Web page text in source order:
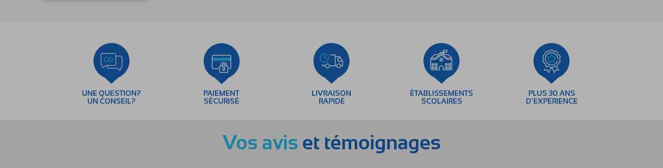
UNE QUESTION?
UN CONSEIL?
PAIEMENT
SÉCURISÉ
LIVRAISON
RAPIDE
ÉTABLISSEMENTS
SCOLAIRES
PLUS 30 ANS
D’EXPERIENCE
Vos avis et témoignages